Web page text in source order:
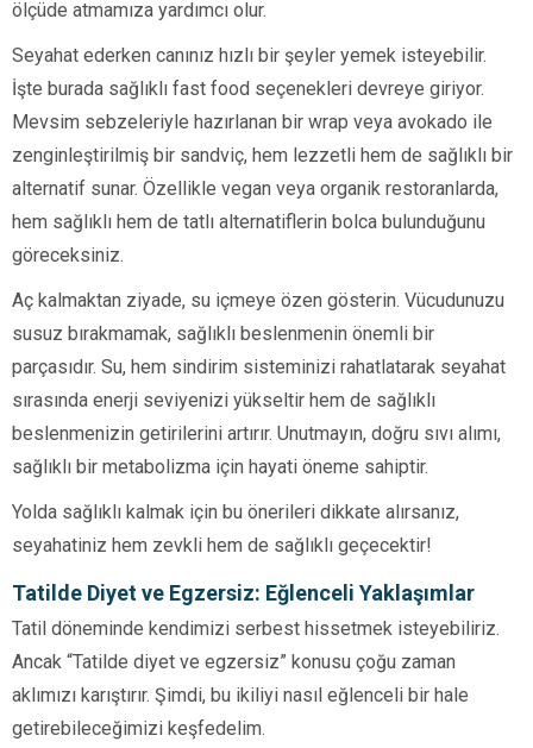
ölçüde atmamıza yardımcı olur.
Seyahat ederken canınız hızlı bir şeyler yemek isteyebilir.
İşte burada sağlıklı fast food seçenekleri devreye giriyor.
Mevsim sebzeleriyle hazırlanan bir wrap veya avokado ile
zenginleştirilmiş bir sandviç, hem lezzetli hem de sağlıklı bir
alternatif sunar. Özellikle vegan veya organik restoranlarda,
hem sağlıklı hem de tatlı alternatiflerin bolca bulunduğunu
göreceksiniz.
Aç kalmaktan ziyade, su içmeye özen gösterin. Vücudunuzu
susuz bırakmamak, sağlıklı beslenmenin önemli bir
parçasıdır. Su, hem sindirim sisteminizi rahatlatarak seyahat
sırasında enerji seviyenizi yükseltir hem de sağlıklı
beslenmenizin getirilerini artırır. Unutmayın, doğru sıvı alımı,
sağlıklı bir metabolizma için hayati öneme sahiptir.
Yolda sağlıklı kalmak için bu önerileri dikkate alırsanız,
seyahatiniz hem zevkli hem de sağlıklı geçecektir!
Tatilde Diyet ve Egzersiz: Eğlenceli Yaklaşımlar
Tatil döneminde kendimizi serbest hissetmek isteyebiliriz.
Ancak “Tatilde diyet ve egzersiz” konusu çoğu zaman
aklımızı karıştırır. Şimdi, bu ikiliyi nasıl eğlenceli bir hale
getirebileceğimizi keşfedelim.